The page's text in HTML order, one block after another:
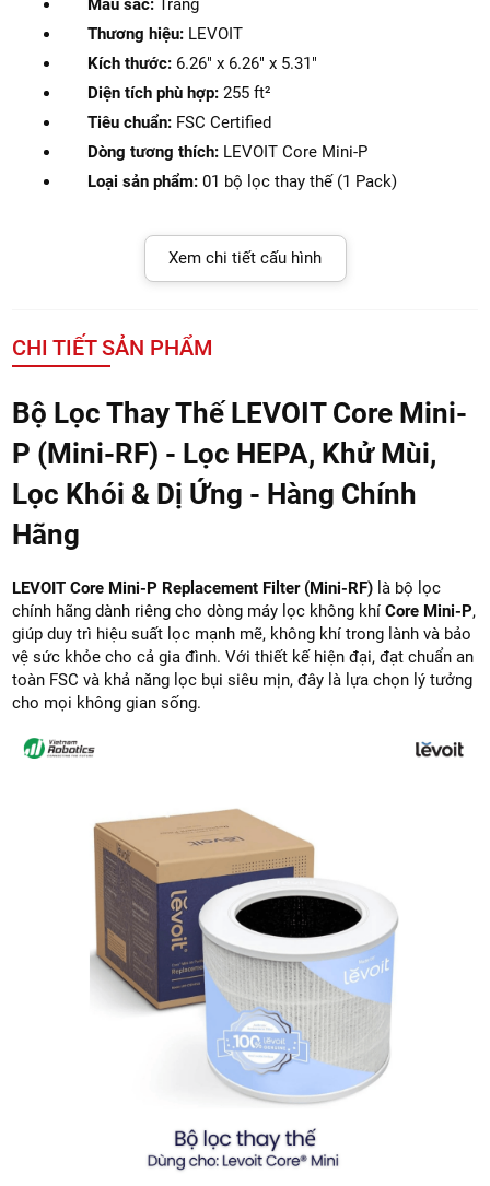
CHI TIẾT SẢN PHẨM
Bộ Lọc Thay Thế LEVOIT Core Mini-
P (Mini-RF) - Lọc HEPA, Khử Mùi,
Lọc Khói & Dị Ứng - Hàng Chính
Hãng
LEVOIT Core Mini-P Replacement Filter (Mini-RF) là bộ lọc
chính hãng dành riêng cho dòng máy lọc không khíCore Mini-P,
giúp duy trì hiệu suất lọc mạnh mẽ, không khí trong lành và bảo
vệ sức khỏe cho cả gia đình. Với thiết kế hiện đại, đạt chuẩn an
toàn FSC và khả năng lọc bụi siêu mịn, đây là lựa chọn lý tưởng
cho mọi không gian sống.
Màu sắc: Trắng
Thương hiệu: LEVOIT
Kích thước: 6.26" x 6.26" x 5.31"
Diện tích phù hợp: 255 ft²
Tiêu chuẩn: FSC Certified
Dòng tương thích: LEVOIT Core Mini-P
Loại sản phẩm: 01 bộ lọc thay thế (1 Pack)
Xem chi tiết cấu hình